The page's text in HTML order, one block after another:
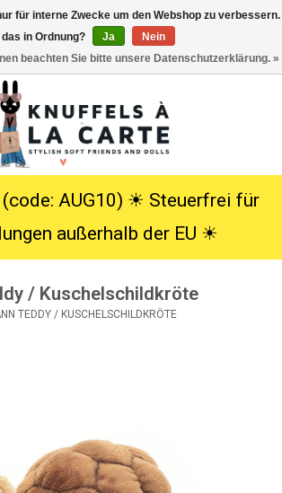
AUG10) ☀︎ Steuerfrei für
außerhalb der EU ☀︎
/ Kuschelschildkröte
TEDDY / KUSCHELSCHILDKRÖTE
für interne Zwecke um den Webshop zu verbessern.
das in Ordnung?
Ja
Nein
beachten Sie bitte unsere Datenschutzerklärung. »